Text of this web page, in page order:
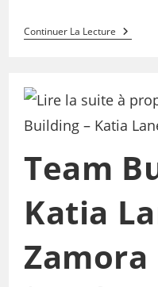
Continuer La Lecture
Team
Katia
Zamora